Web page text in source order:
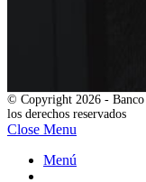
© Copyright 2026 - Banco
los derechos reservados
Close Menu
Menú